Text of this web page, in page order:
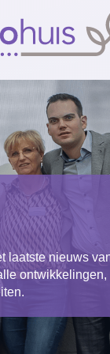
laatste nieuws
ontwikkelingen,